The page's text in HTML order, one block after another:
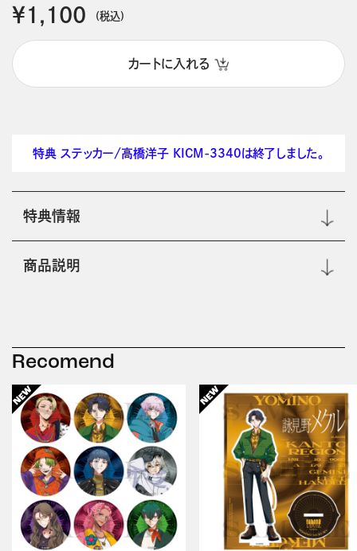
￥1,100 (税込)
カートに入れる
特典 ステッカー/高橋洋子 KICM-3340は終了しました。
特典情報
商品説明
Recomend